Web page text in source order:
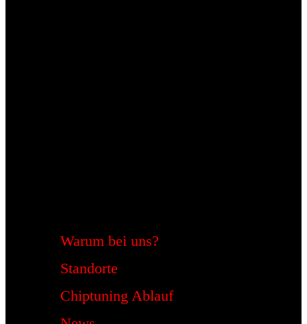
Warum bei uns?
Standorte
Chiptuning Ablauf